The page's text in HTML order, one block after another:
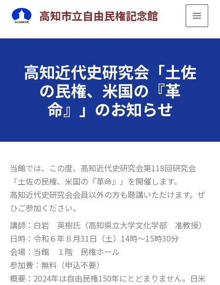
高知市立自由民権記念館
高知近代史研究会「土佐
の民権、米国の『革
命』」のお知らせ
当館では、この度、高知近代史研究会第118回研究会
「土佐の民権、米国の『革命』」を開催します。
高知近代史研究会会員以外の方も聴講いただけます。ぜ
ひご参加ください。
講師：白岩 英樹氏（高知県立大学文化学部 准教授）
日時：令和６年８月31日（土）14時～15時30分
会場：当館 １階 民権ホール
参加費：無料（申込不要）
概要：2024年は自由民権150年にとどまりません。日米